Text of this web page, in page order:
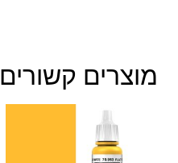
מוצרים קשורים